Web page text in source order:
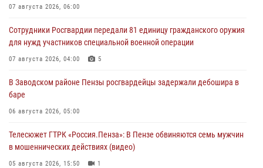
07 августа 2026, 06:00
Сотрудники Росгвардии передали 81 единицу гражданского оружия
для нужд участников специальной военной операции
07 августа 2026, 04:00 5
В Заводском районе Пензы росгвардейцы задержали дебошира в
баре
06 августа 2026, 05:00
Телесюжет ГТРК «Россия.Пенза»: В Пензе обвиняются семь мужчин
в мошеннических действиях (видео)
05 августа 2026, 15:50 1